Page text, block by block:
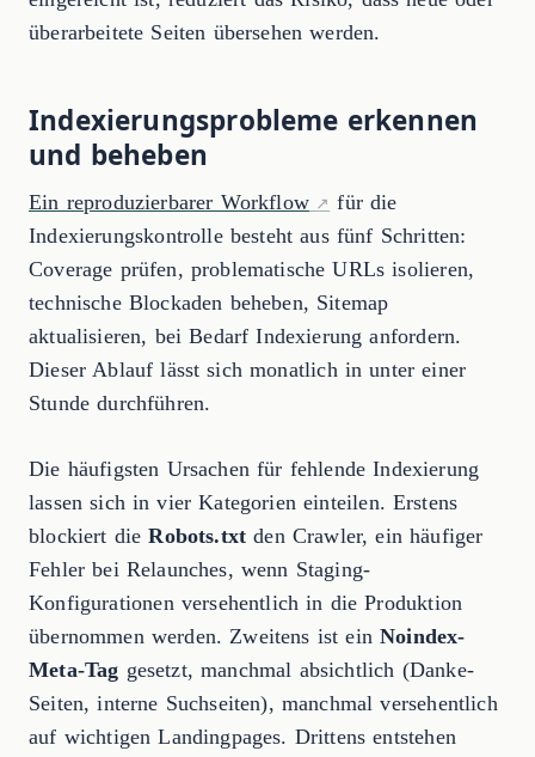
überarbeitete Seiten übersehen werden.
Indexierungsprobleme erkennen
und beheben
Ein reproduzierbarer Workflow
für die
Indexierungskontrolle besteht aus fünf Schritten:
Coverage prüfen, problematische URLs isolieren,
technische Blockaden beheben, Sitemap
aktualisieren, bei Bedarf Indexierung anfordern.
Dieser Ablauf lässt sich monatlich in unter einer
Stunde durchführen.
Die häufigsten Ursachen für fehlende Indexierung
lassen sich in vier Kategorien einteilen. Erstens
blockiert dieRobots.txt den Crawler, ein häufiger
Fehler bei Relaunches, wenn Staging-
Konfigurationen versehentlich in die Produktion
übernommen werden. Zweitens ist ein Noindex-
Meta-Tag gesetzt, manchmal absichtlich (Danke-
Seiten, interne Suchseiten), manchmal versehentlich
auf wichtigen Landingpages. Drittens entstehen